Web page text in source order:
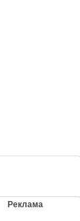
Реклама